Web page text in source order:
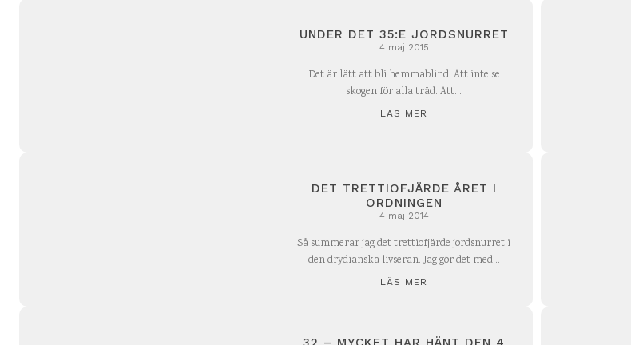
UNDER DET 35:E JORDSNURRET
4 maj 2015
Det är lätt att bli hemmablind. Att inte se
skogen för alla träd. Att...
LÄS MER
DET TRETTIOFJÄRDE ÅRET I
ORDNINGEN
4 maj 2014
Så summerar jag det trettiofjärde jordsnurret i
den drydianska livseran. Jag gör det med...
LÄS MER